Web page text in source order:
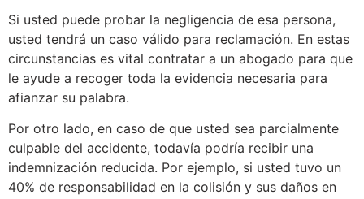
Si usted puede probar la negligencia de esa persona,
usted tendrá un caso válido para reclamación. En estas
circunstancias es vital contratar a un abogado para que
le ayude a recoger toda la evidencia necesaria para
afianzar su palabra.
Por otro lado, en caso de que usted sea parcialmente
culpable del accidente, todavía podría recibir una
indemnización reducida. Por ejemplo, si usted tuvo un
40% de responsabilidad en la colisión y sus daños en